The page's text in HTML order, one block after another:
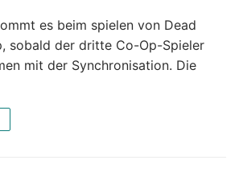
es beim spielen von Dead
sobald der dritte Co-Op-Spieler
mit der Synchronisation. Die